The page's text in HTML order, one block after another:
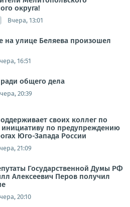
округа!
Вчера, 13:01
на улице Беляева произошел
16:51
общего дела
20:39
своих коллег по
по предупреждению
Юго-Запада России
21:09
Государственной Думы РФ
Алексеевич Перов получил
20:10